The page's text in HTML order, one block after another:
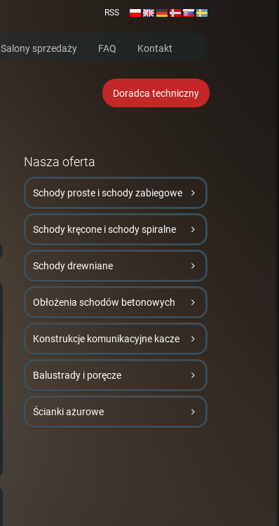
RSS
Salony sprzedaży FAQ Kontakt
Doradca techniczny
Nasza oferta
Schody proste i schody zabiegowe
Schody kręcone i schody spiralne
Schody drewniane
Obłożenia schodów betonowych
Konstrukcje komunikacyjne kacze
Balustrady i poręcze
Ścianki ażurowe